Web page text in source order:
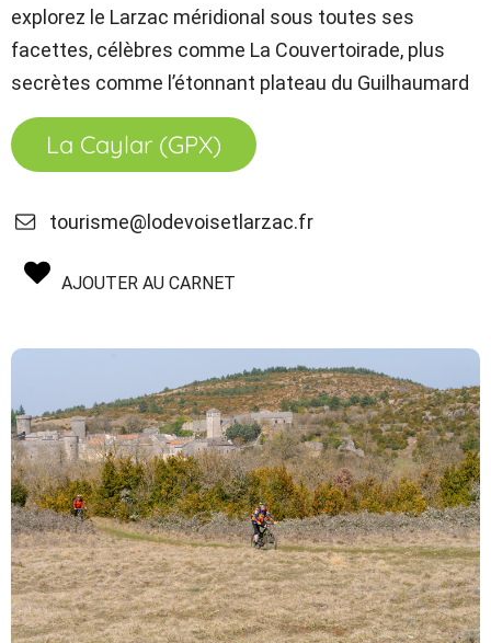
explorez le Larzac méridional sous toutes ses
facettes, célèbres comme La Couvertoirade, plus
secrètes comme l’étonnant plateau du Guilhaumard
La Caylar (GPX)
tourisme@lodevoisetlarzac.fr
AJOUTER AU CARNET